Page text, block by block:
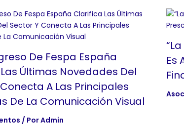
De Fespa España
Últimas Novedades Del
A Las Principales
De La Comunicación Visual
/ PorAdmin
Es